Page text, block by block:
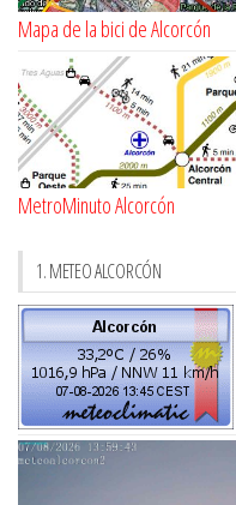
Mapa de la bici de Alcorcón
MetroMinuto Alcorcón
1. METEO ALCORCÓN